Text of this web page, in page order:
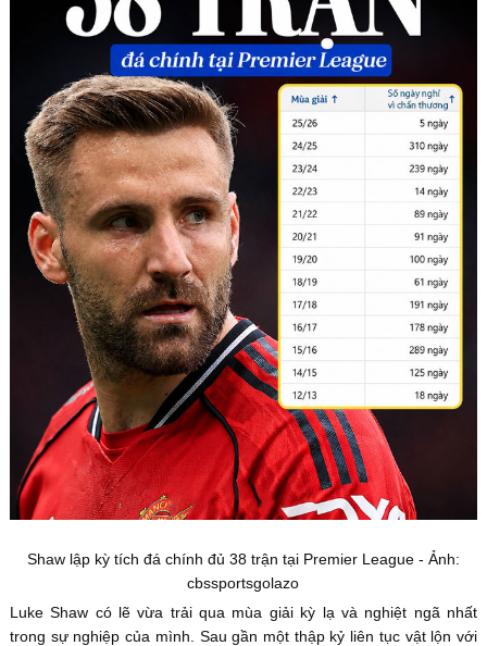
Shaw lập kỳ tích đá chính đủ 38 trận tại Premier League - Ảnh:
cbssportsgolazo
Luke Shaw có lẽ vừa trải qua mùa giải kỳ lạ và nghiệt ngã nhất
trong sự nghiệp của mình. Sau gần một thập kỷ liên tục vật lộn với